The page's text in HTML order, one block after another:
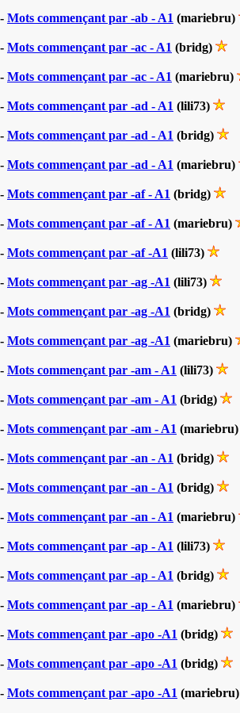
- Mots commençant par -ab - A1 (mariebru)
- Mots commençant par -ac - A1 (bridg)
- Mots commençant par -ac - A1 (mariebru)
- Mots commençant par -ad - A1 (lili73)
- Mots commençant par -ad - A1 (bridg)
- Mots commençant par -ad - A1 (mariebru)
- Mots commençant par -af - A1 (bridg)
- Mots commençant par -af - A1 (mariebru)
- Mots commençant par -af -A1 (lili73)
- Mots commençant par -ag -A1 (lili73)
- Mots commençant par -ag -A1 (bridg)
- Mots commençant par -ag -A1 (mariebru)
- Mots commençant par -am - A1 (lili73)
- Mots commençant par -am - A1 (bridg)
- Mots commençant par -am - A1 (mariebru)
- Mots commençant par -an - A1 (bridg)
- Mots commençant par -an - A1 (bridg)
- Mots commençant par -an - A1 (mariebru)
- Mots commençant par -ap - A1 (lili73)
- Mots commençant par -ap - A1 (bridg)
- Mots commençant par -ap - A1 (mariebru)
- Mots commençant par -apo -A1 (bridg)
- Mots commençant par -apo -A1 (bridg)
- Mots commençant par -apo -A1 (mariebru)